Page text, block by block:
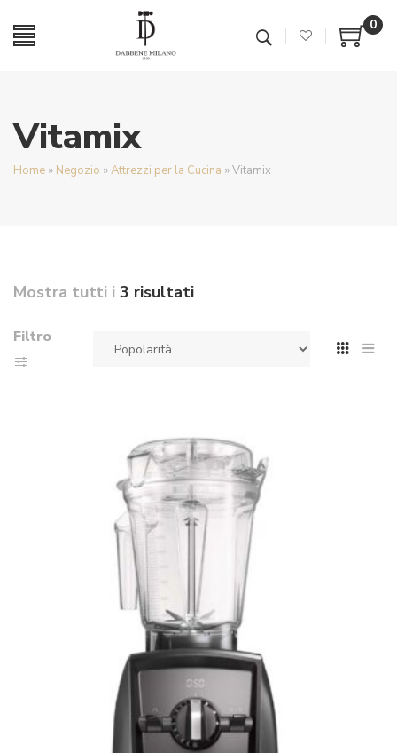
0
Vitamix
Home » Negozio »Attrezzi per la Cucina »Vitamix
Mostra tutti i 3 risultati
Filtro